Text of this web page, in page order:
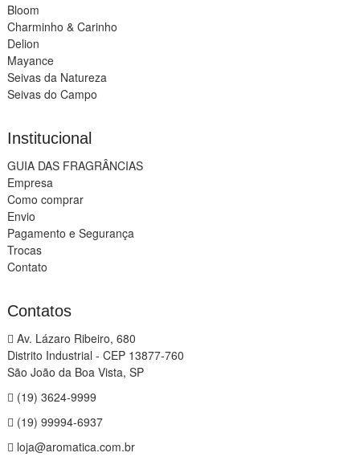
Bloom
Charminho & Carinho
Delion
Mayance
Seivas da Natureza
Seivas do Campo
Institucional
GUIA DAS FRAGRÂNCIAS
Empresa
Como comprar
Envio
Pagamento e Segurança
Trocas
Contato
Contatos
Av. Lázaro Ribeiro, 680
Distrito Industrial - CEP 13877-760
São João da Boa Vista, SP
(19) 3624-9999
(19) 99994-6937
loja@aromatica.com.br